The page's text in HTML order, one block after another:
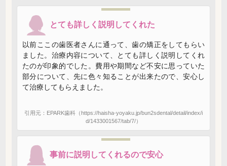
とても詳しく説明してくれた
以前ここの歯医者さんに通って、歯の矯正をしてもらい
ました。治療内容について、とても詳しく説明してくれ
たのが印象的でした。費用や期間など不安に思っていた
部分について、先に色々知ることが出来たので、安心し
て治療してもらえました。
引用元：EPARK歯科（https://haisha-yoyaku.jp/bun2sdental/detail/index/i
d/1433001567/tab/7/）
事前に説明してくれるので安心